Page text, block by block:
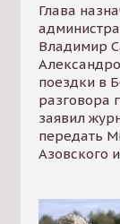
Глава
Владимир
поездки в
разговора
заявил
передать
Азовского